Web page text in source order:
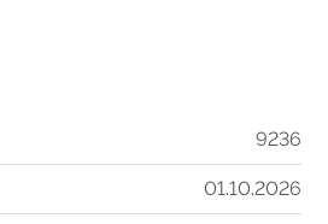
9236
01.10.2026